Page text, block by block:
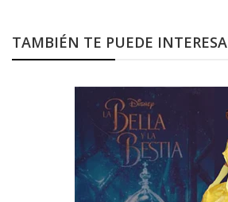
TAMBIÉN TE PUEDE